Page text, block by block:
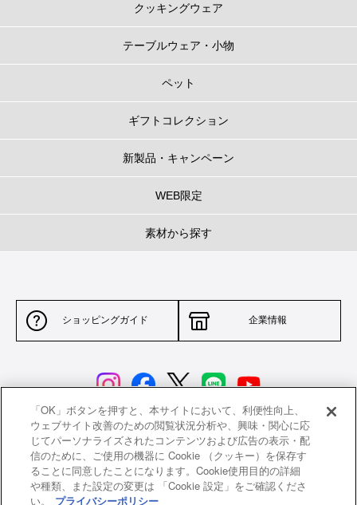
クッキングウェア
テーブルウェア・小物
ペット
ギフトコレクション
新製品・キャンペーン
WEB限定
素材から探す
ショッピングガイド 企業情報
サイトポリシー 特定商取引法に基づく表示
並行輸入品について 個人情報保護方針
「OK」ボタンを押すと、本サイトにおいて、利便性向上、
ウェブサイト改善のための閲覧状況分析や、興味・関心に応
じてパーソナライズされたコンテンツおよび広告の表示・配
信のために、ご使用の機器に Cookie （クッキー）を保存す
ることに同意したことになります。Cookie使用目的の詳細
や種類、また設定の変更は 「Cookie 設定」をご確認くださ
い。
プライバシーポリシー